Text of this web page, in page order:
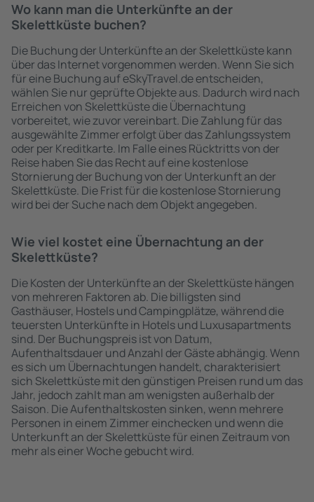
Wo kann man die Unterkünfte an der
Skelettküste buchen?
Die Buchung der Unterkünfte an der Skelettküste kann
über das Internet vorgenommen werden. Wenn Sie sich
für eine Buchung auf eSkyTravel.de entscheiden,
wählen Sie nur geprüfte Objekte aus. Dadurch wird nach
Erreichen von Skelettküste die Übernachtung
vorbereitet, wie zuvor vereinbart. Die Zahlung für das
ausgewählte Zimmer erfolgt über das Zahlungssystem
oder per Kreditkarte. Im Falle eines Rücktritts von der
Reise haben Sie das Recht auf eine kostenlose
Stornierung der Buchung von der Unterkunft an der
Skelettküste. Die Frist für die kostenlose Stornierung
wird bei der Suche nach dem Objekt angegeben.
Wie viel kostet eine Übernachtung an der
Skelettküste?
Die Kosten der Unterkünfte an der Skelettküste hängen
von mehreren Faktoren ab. Die billigsten sind
Gasthäuser, Hostels und Campingplätze, während die
teuersten Unterkünfte in Hotels und Luxusapartments
sind. Der Buchungspreis ist von Datum,
Aufenthaltsdauer und Anzahl der Gäste abhängig. Wenn
es sich um Übernachtungen handelt, charakterisiert
sich Skelettküste mit den günstigen Preisen rund um das
Jahr, jedoch zahlt man am wenigsten außerhalb der
Saison. Die Aufenthaltskosten sinken, wenn mehrere
Personen in einem Zimmer einchecken und wenn die
Unterkunft an der Skelettküste für einen Zeitraum von
mehr als einer Woche gebucht wird.